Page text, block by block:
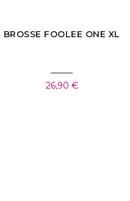
BROSSE FOOLEE ONE XL
26,90 €